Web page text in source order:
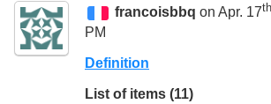
francoisbbq on Apr. 17th
PM
Definition
List of items (11)